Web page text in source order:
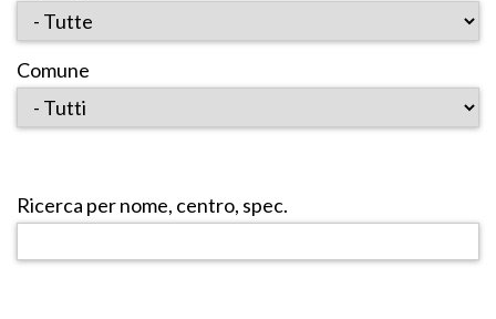
Comune
Ricerca per nome, centro, spec.